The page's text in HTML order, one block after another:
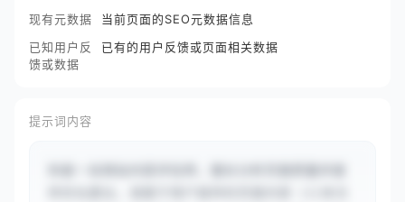
现有元数据
当前页面的SEO元数据信息
已知用户反
馈或数据
已有的用户反馈或页面相关数据
提示词内容